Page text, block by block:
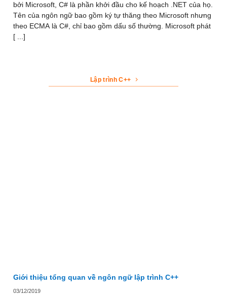
bởi Microsoft, C# là phần khởi đầu cho kế hoạch .NET của họ.
Tên của ngôn ngữ bao gồm ký tự thăng theo Microsoft nhưng
theo ECMA là C#, chỉ bao gồm dấu số thường. Microsoft phát
[ ...]
Lập trình C++
Giới thiệu tổng quan về ngôn ngữ lập trình C++
03/12/2019